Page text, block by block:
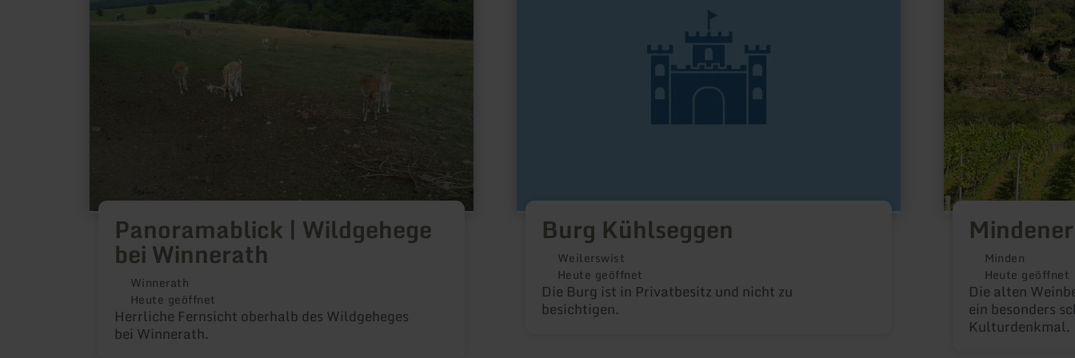
Panoramablick | Wildgehege
bei Winnerath
Winnerath
Heute geöffnet
Herrliche Fernsicht oberhalb des Wildgeheges
bei Winnerath.
Winnerath
Burg Kühlseggen
Weilerswist
Heute geöffnet
Die Burg ist in Privatbesitz und nicht zu
besichtigen.
Minden
Heute geöffnet
Die alten
ein besonders
Kulturdenkmal.